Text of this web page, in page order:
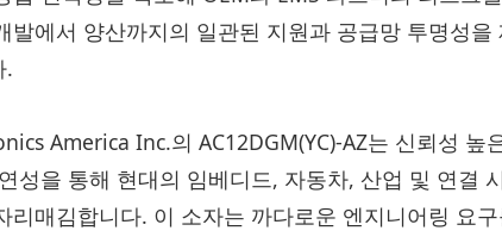
발에서 양산까지의 일관된 지원과 공급망 투명성을
.
America Inc.의 AC12DGM(YC)-AZ는 신뢰성 높
성을 통해 현대의 임베디드, 자동차, 산업 및 연결
리매김합니다. 이 소자는 까다로운 엔지니어링 요